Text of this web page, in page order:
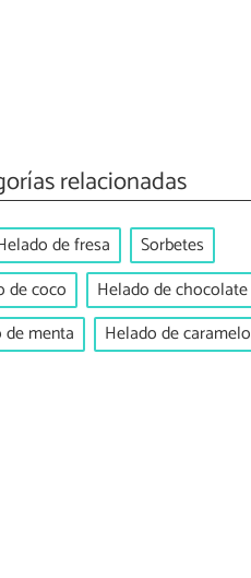
relacionadas
de fresa
Sorbetes
de coco
Helado de chocolate
de menta
Helado de caramelo